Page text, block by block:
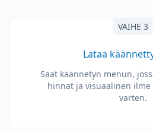
VAIHE 3
Lataa
Saat käännetyn menun,
hinnat ja visuaalinen ilme
varten.